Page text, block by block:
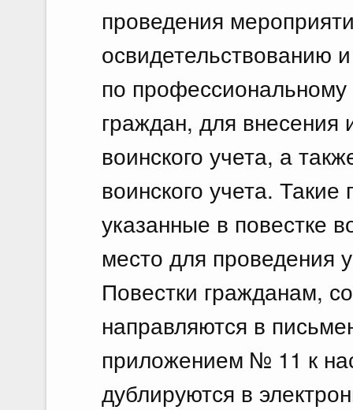
проведения
освидетельствованию
по профессиональному
граждан, для
воинского учета, а
воинского учета.
указанные в повестке
место для проведения
Повестки гражданам,
направляются в
приложением № 11 к
дублируются в